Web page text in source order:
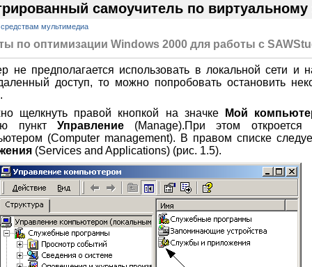
самоучитель по виртуальному
мультимедиа
по оптимизации Windows 2000 для работы с
не предполагается использовать в локальной сети и
доступ, то можно попробовать остановить
щелкнуть правой кнопкой на значке
Мой
пункт Управление(Manage).При этом откроется
(Computer management). В правом списке
(Services and Applications) (рис. 1.5).